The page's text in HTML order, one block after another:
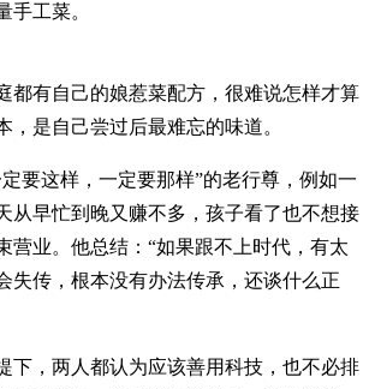
手工菜。
都有自己的娘惹菜配方，很难说怎样才算
，是自己尝过后最难忘的味道。
要这样，一定要那样”的老行尊，例如一
从早忙到晚又赚不多，孩子看了也不想接
营业。他总结：“如果跟不上时代，有太
失传，根本没有办法传承，还谈什么正
下，两人都认为应该善用科技，也不必排